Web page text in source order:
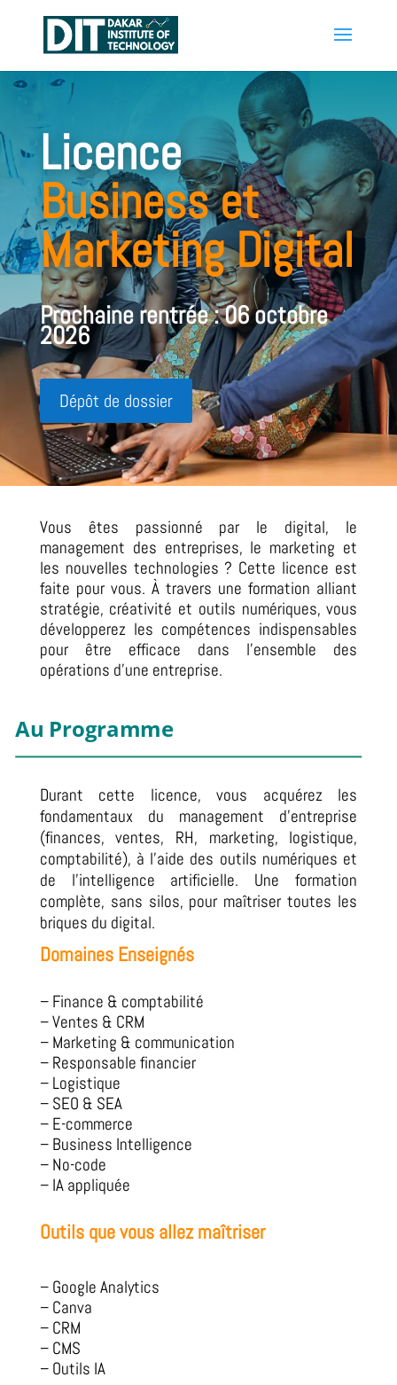
Licence
Business et
Marketing Digital
Prochaine rentrée : 06 octobre
2026
Dépôt de dossier
Vous êtes passionné par le digital, le
management des entreprises, le marketing et
les nouvelles technologies ? Cette licence est
faite pour vous. À travers une formation alliant
stratégie, créativité et outils numériques, vous
développerez les compétences indispensables
pour être efficace dans l’ensemble des
opérations d’une entreprise.
Au Programme
Durant cette licence, vous acquérez les
fondamentaux du management d’entreprise
(finances, ventes, RH, marketing, logistique,
comptabilité), à l’aide des outils numériques et
de l’intelligence artificielle. Une formation
complète, sans silos, pour maîtriser toutes les
briques du digital.
Domaines Enseignés
– Finance & comptabilité
– Ventes & CRM
– Marketing & communication
– Responsable financier
– Logistique
– SEO & SEA
– E-commerce
– Business Intelligence
– No-code
– IA appliquée
Outils que vous allez maîtriser
– Google Analytics
– Canva
– CRM
– CMS
– Outils IA